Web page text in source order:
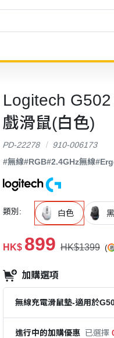
Logitech
戲滑鼠(白色)
PD-22278
910-006173
#無線#RGB#2.4GHz無線
類別: 白色
HK$ 899 HK$1399 (
加購選項
無線充電滑鼠墊-適用於
進行中的加購優惠 已選擇